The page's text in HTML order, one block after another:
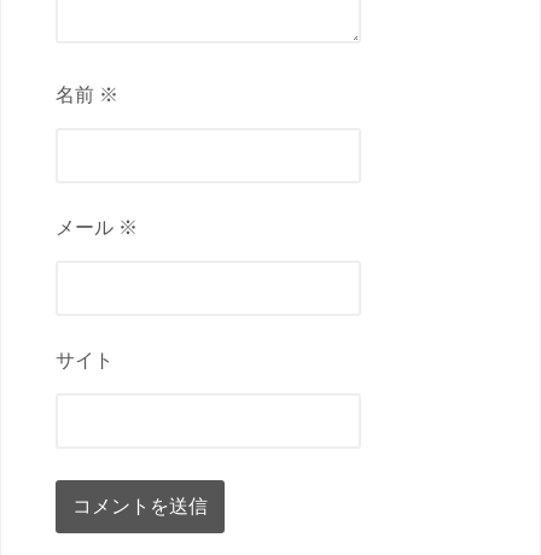
名前 ※
メール ※
サイト